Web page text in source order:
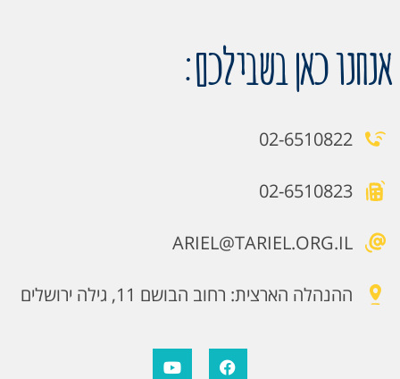
אנחנו כאן בשבילכם:
02-6510822
02-6510823
ARIEL@TARIEL.ORG.IL
ההנהלה הארצית: רחוב הבושם 11, גילה ירושלים